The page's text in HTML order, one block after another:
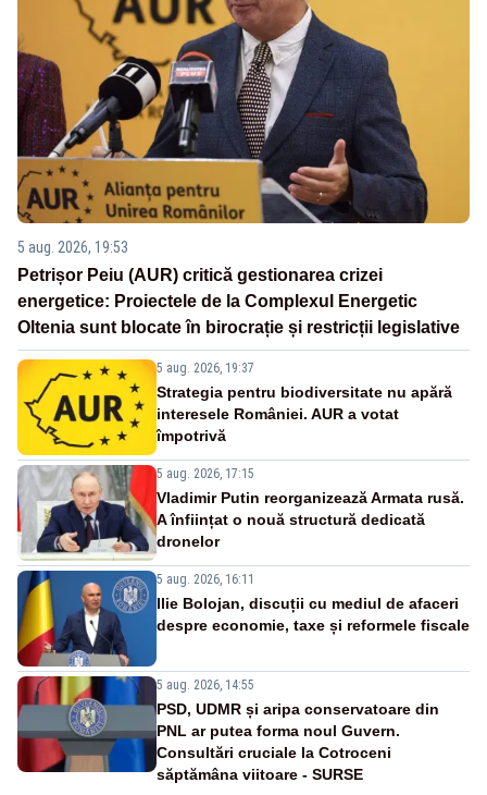
5 aug. 2026, 19:53
Petrișor Peiu (AUR) critică gestionarea crizei
energetice: Proiectele de la Complexul Energetic
Oltenia sunt blocate în birocrație și restricții legislative
5 aug. 2026, 19:37
Strategia pentru biodiversitate nu apără
interesele României. AUR a votat
împotrivă
5 aug. 2026, 17:15
Vladimir Putin reorganizează Armata rusă.
A înființat o nouă structură dedicată
dronelor
5 aug. 2026, 16:11
Ilie Bolojan, discuții cu mediul de afaceri
despre economie, taxe și reformele fiscale
5 aug. 2026, 14:55
PSD, UDMR și aripa conservatoare din
PNL ar putea forma noul Guvern.
Consultări cruciale la Cotroceni
săptămâna viitoare - SURSE